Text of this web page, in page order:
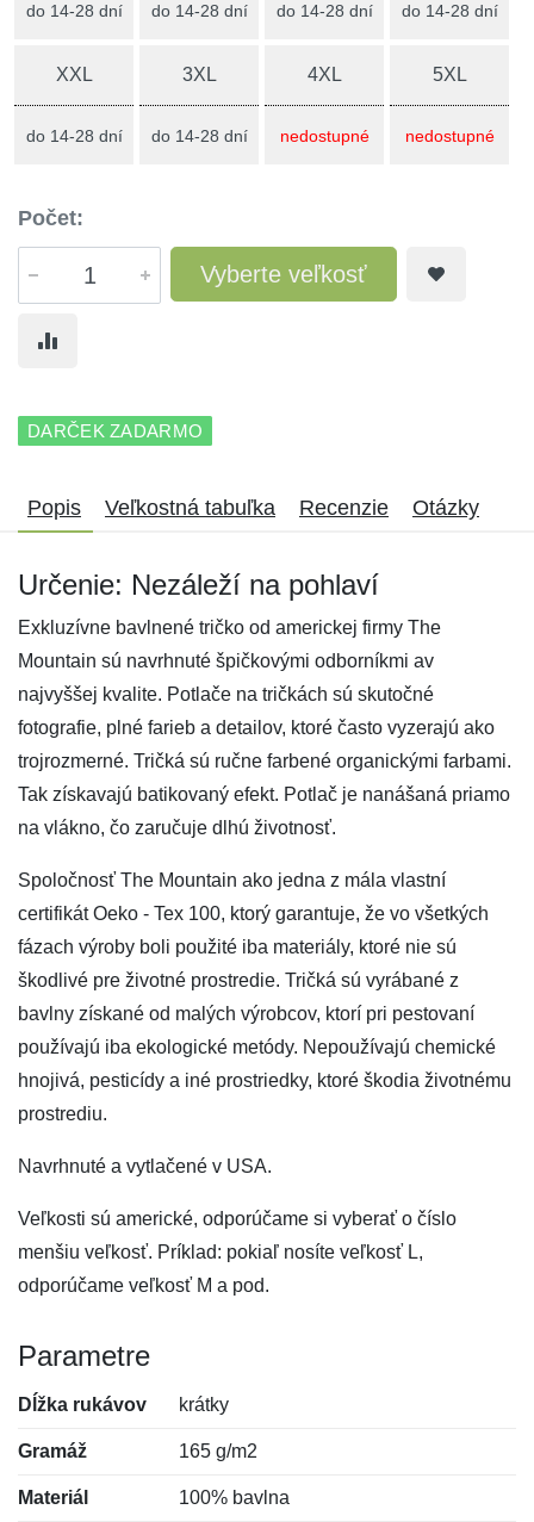
do 14-28 dní do 14-28 dní do 14-28 dní do 14-28 dní
XXL
do 14-28 dní
3XL
do 14-28 dní
4XL
nedostupné
5XL
nedostupné
Počet:
Vyberte veľkosť
DARČEK ZADARMO
Popis Veľkostná tabuľka Recenzie Otázky
Určenie: Nezáleží na pohlaví
Exkluzívne bavlnené tričko od americkej firmy The
Mountain sú navrhnuté špičkovými odborníkmi av
najvyššej kvalite. Potlače na tričkách sú skutočné
fotografie, plné farieb a detailov, ktoré často vyzerajú ako
trojrozmerné. Tričká sú ručne farbené organickými farbami.
Tak získavajú batikovaný efekt. Potlač je nanášaná priamo
na vlákno, čo zaručuje dlhú životnosť.
Spoločnosť The Mountain ako jedna z mála vlastní
certifikát Oeko - Tex 100, ktorý garantuje, že vo všetkých
fázach výroby boli použité iba materiály, ktoré nie sú
škodlivé pre životné prostredie. Tričká sú vyrábané z
bavlny získané od malých výrobcov, ktorí pri pestovaní
používajú iba ekologické metódy. Nepoužívajú chemické
hnojivá, pesticídy a iné prostriedky, ktoré škodia životnému
prostrediu.
Navrhnuté a vytlačené v USA.
Veľkosti sú americké, odporúčame si vyberať o číslo
menšiu veľkosť. Príklad: pokiaľ nosíte veľkosť L,
odporúčame veľkosť M a pod.
Parametre
Dĺžka rukávov krátky
Gramáž 165 g/m2
Materiál 100% bavlna